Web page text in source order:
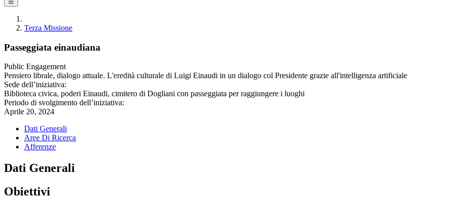
Terza Missione
Passeggiata einaudiana
Public Engagement
Pensiero librale, dialogo attuale. L'eredità culturale di Luigi Einaudi in un dialogo col Presidente grazie all'intelligenza artificiale
Sede dell’iniziativa:
Biblioteca civica, poderi Einaudi, cimitero di Dogliani con passeggiata per raggiungere i luoghi
Periodo di svolgimento dell’iniziativa:
Aprile 20, 2024
Dati Generali
Aree Di Ricerca
Afferenze
Dati Generali
Obiettivi